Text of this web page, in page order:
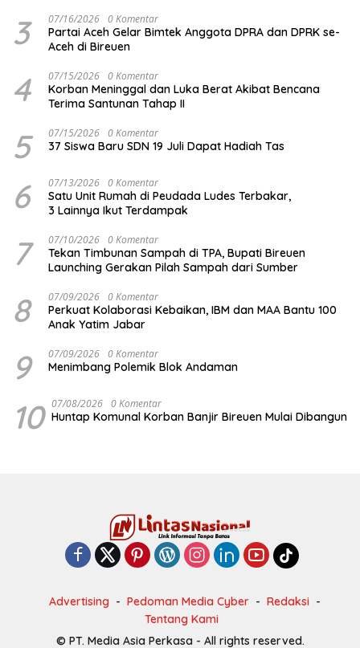
3 07/16/2026 0 Komentar
Partai Aceh Gelar Bimtek Anggota DPRA dan DPRK se-
Aceh di Bireuen
4 07/15/2026 0 Komentar
Korban Meninggal dan Luka Berat Akibat Bencana
Terima Santunan Tahap II
5 07/15/2026 0 Komentar
37 Siswa Baru SDN 19 Juli Dapat Hadiah Tas
6 07/13/2026 0 Komentar
Satu Unit Rumah di Peudada Ludes Terbakar,
3 Lainnya Ikut Terdampak
7 07/10/2026 0 Komentar
Tekan Timbunan Sampah di TPA, Bupati Bireuen
Launching Gerakan Pilah Sampah dari Sumber
8 07/09/2026 0 Komentar
Perkuat Kolaborasi Kebaikan, IBM dan MAA Bantu 100
Anak Yatim Jabar
9 07/09/2026 0 Komentar
Menimbang Polemik Blok Andaman
10 07/08/2026 0 Komentar
Huntap Komunal Korban Banjir Bireuen Mulai Dibangun
Advertising Pedoman Media Cyber
Redaksi
Tentang Kami
© PT. Media Asia Perkasa - All rights reserved.